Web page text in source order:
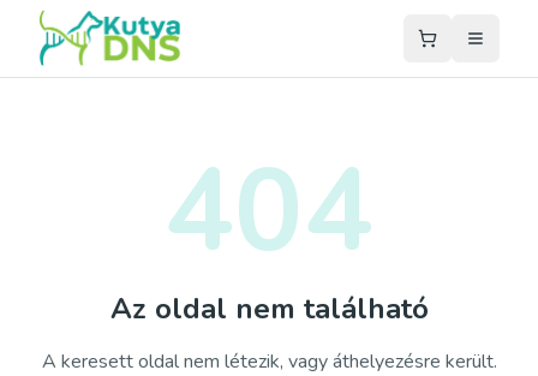
404
Az oldal nem található
A keresett oldal nem létezik, vagy áthelyezésre került.